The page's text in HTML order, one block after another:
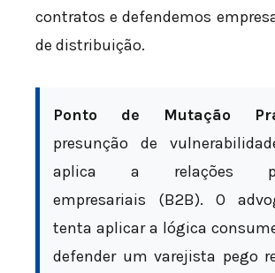
contratos e defendemos
de distribuição.
Ponto de Mutação
presunção de
aplica a relações
empresariais (B2B). O
tenta aplicar a lógica
defender um varejista pego